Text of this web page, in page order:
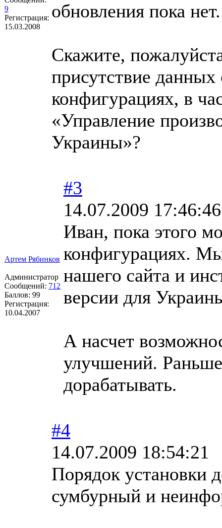
9
Регистрация:
15.03.2008
обновления пока нет.
Скажите,
присутствие
конфигурациях, в
«Управление
Украины»?
Артем Рябинков
Администратор
Сообщений: 712
Баллов: 99
Регистрация:
10.04.2007
#3
14.07.2009 17:46:46
Иван, пока этого
конфигурациях.
нашего сайта и
версии для
А насчет
улучшений.
дорабатывать.
#4
14.07.2009 18:54:21
Порядок установки
сумбурный и